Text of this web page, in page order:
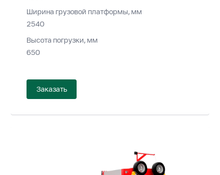
Ширина грузовой платформы, мм
2540
Высота погрузки, мм
650
Заказать